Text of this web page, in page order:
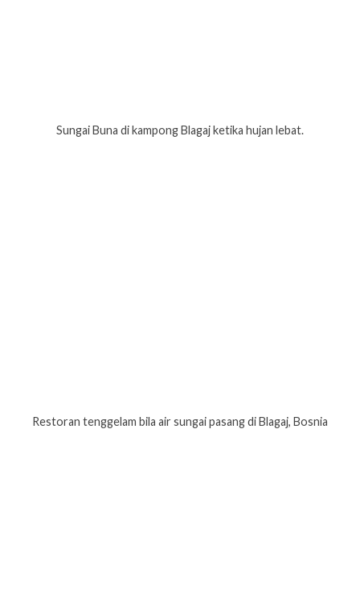
Sungai Buna di kampong Blagaj ketika hujan lebat.
Restoran tenggelam bila air sungai pasang di Blagaj, Bosnia